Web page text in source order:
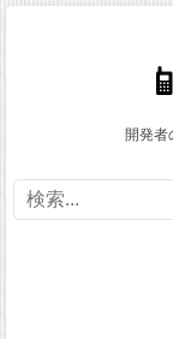
開発者